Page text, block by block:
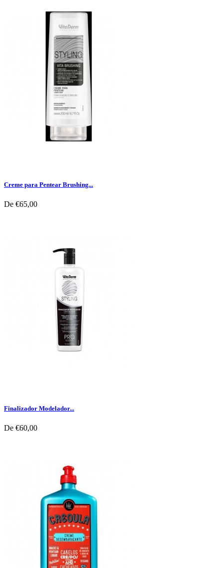
Creme para Pentear Brushing...
De €65,00
Finalizador Modelador...
De €60,00